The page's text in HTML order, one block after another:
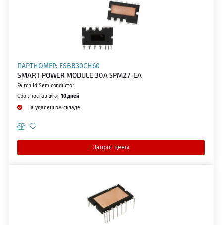
ПАРТНОМЕР: FSBB30CH60
SMART POWER MODULE 30A SPM27-EA
Fairchild Semiconductor
Срок поставки от 10 дней
На удаленном складе
Запрос цены